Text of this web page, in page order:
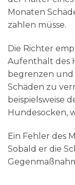
Monaten
zahlen müsse.
Die Richter
Aufenthalt des
begrenzen und
Schäden zu
beispielsweise
Hundesocken,
Ein Fehler des
Sobald er die